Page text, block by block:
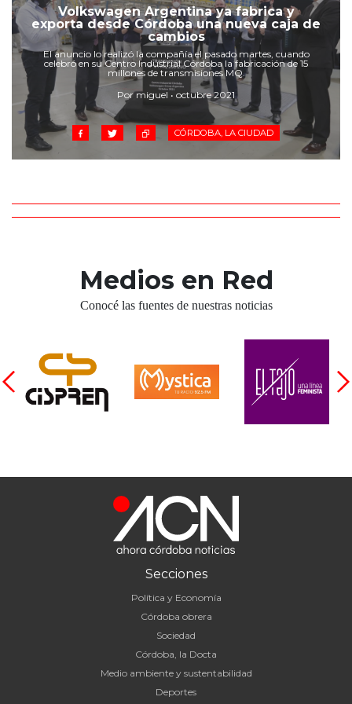
Cruz del Eje
Corredor de Ansenuza
La Carlota y zona
Laboulaye y sur
Bell Ville
Río Tercero
Despeñaderos
Volkswagen Argentina ya fabrica y
exporta desde Córdoba una nueva caja de
cambios
El anuncio lo realizó la compañía el pasado martes, cuando
celebró en su Centro Industrial Córdoba la fabricación de 15
millones de transmisiones MQ.
Por miguel • octubre 2021
CÓRDOBA, LA CIUDAD
Medios en Red
Conocé las fuentes de nuestras noticias
Secciones
Política y Economía
Córdoba obrera
Sociedad
Córdoba, la Docta
Medio ambiente y sustentabilidad
Deportes